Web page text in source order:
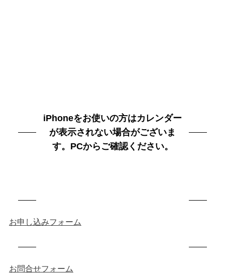
iPhoneをお使いの方はカレンダー
が表示されない場合がございま
す。PCからご確認ください。
お申し込みフォーム
お問合せフォーム